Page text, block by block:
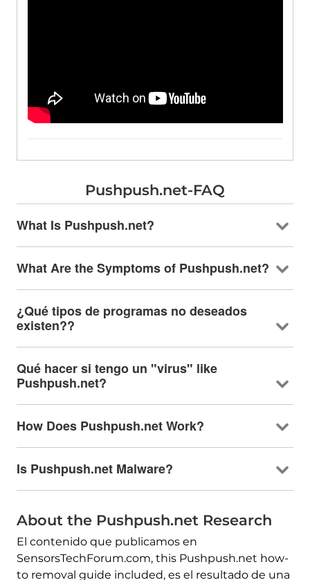
Pushpush.net-FAQ
What Is Pushpush.net?
What Are the Symptoms of Pushpush.net?
¿Qué tipos de programas no deseados
existen??
Qué hacer si tengo un "virus" like
Pushpush.net?
How Does Pushpush.net Work?
Is Pushpush.net Malware?
About the Pushpush.net Research
El contenido que publicamos en
SensorsTechForum.com, this Pushpush.net how-
to removal guide included, es el resultado de una